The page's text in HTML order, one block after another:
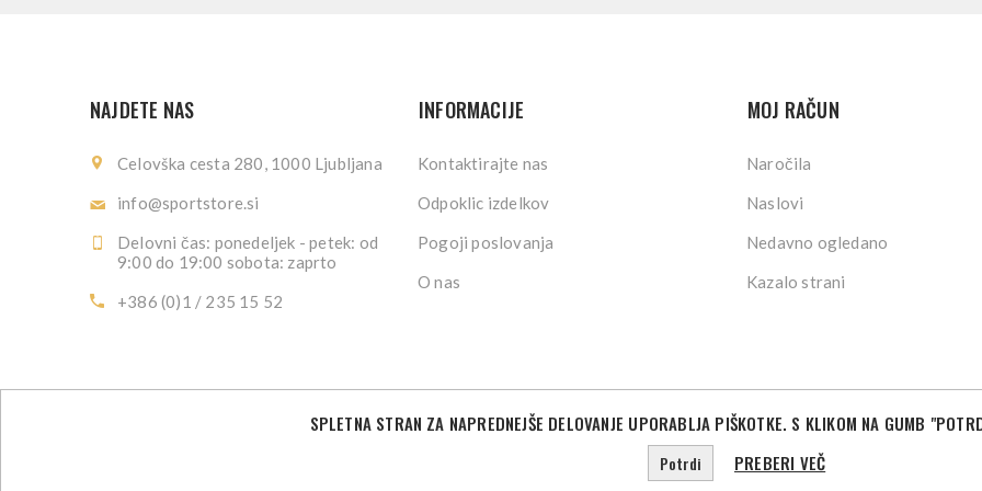
NAJDETE NAS
Celovška cesta 280, 1000 Ljubljana
info@sportstore.si
Delovni čas: ponedeljek - petek: od
9:00 do 19:00 sobota: zaprto
+386 (0)1 / 235 15 52
INFORMACIJE
Kontaktirajte nas
Odpoklic izdelkov
Pogoji poslovanja
O nas
MOJ RAČUN
Naročila
Naslovi
Nedavno ogledano
Kazalo strani
©2026 Sport Store. Vse pravice pridržane.
nopCommerce Designed byNop-Templates.com
SPLETNA STRAN ZA NAPREDNEJŠE DELOVANJE UPORABLJA PIŠKOTKE. S KLIKOM NA GUMB
Potrdi PREBERI VEČ